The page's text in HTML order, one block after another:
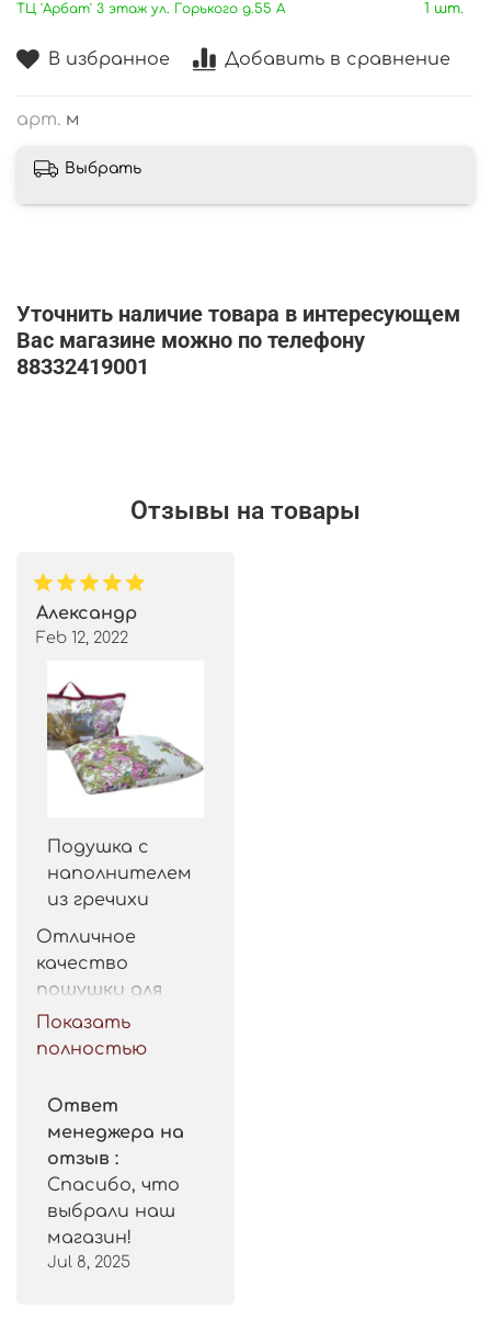
В избранное Добавить в сравнение
арт. м
ТЦ 'Арбат' 3 этаж ул. Горького д.55 А 1 шт.
Выбрать
Уточнить наличие товара в интересующем
Вас магазине можно по телефону
88332419001
Отзывы на товары
Александр
Feb 12, 2022
Подушка с
наполнителем
из гречихи
Отличное
качество
пошушки для
такой цены.
Рекомендую.
Показать
полностью
Ответ
менеджера на
отзыв :
Спасибо, что
выбрали наш
магазин!
Jul 8, 2025